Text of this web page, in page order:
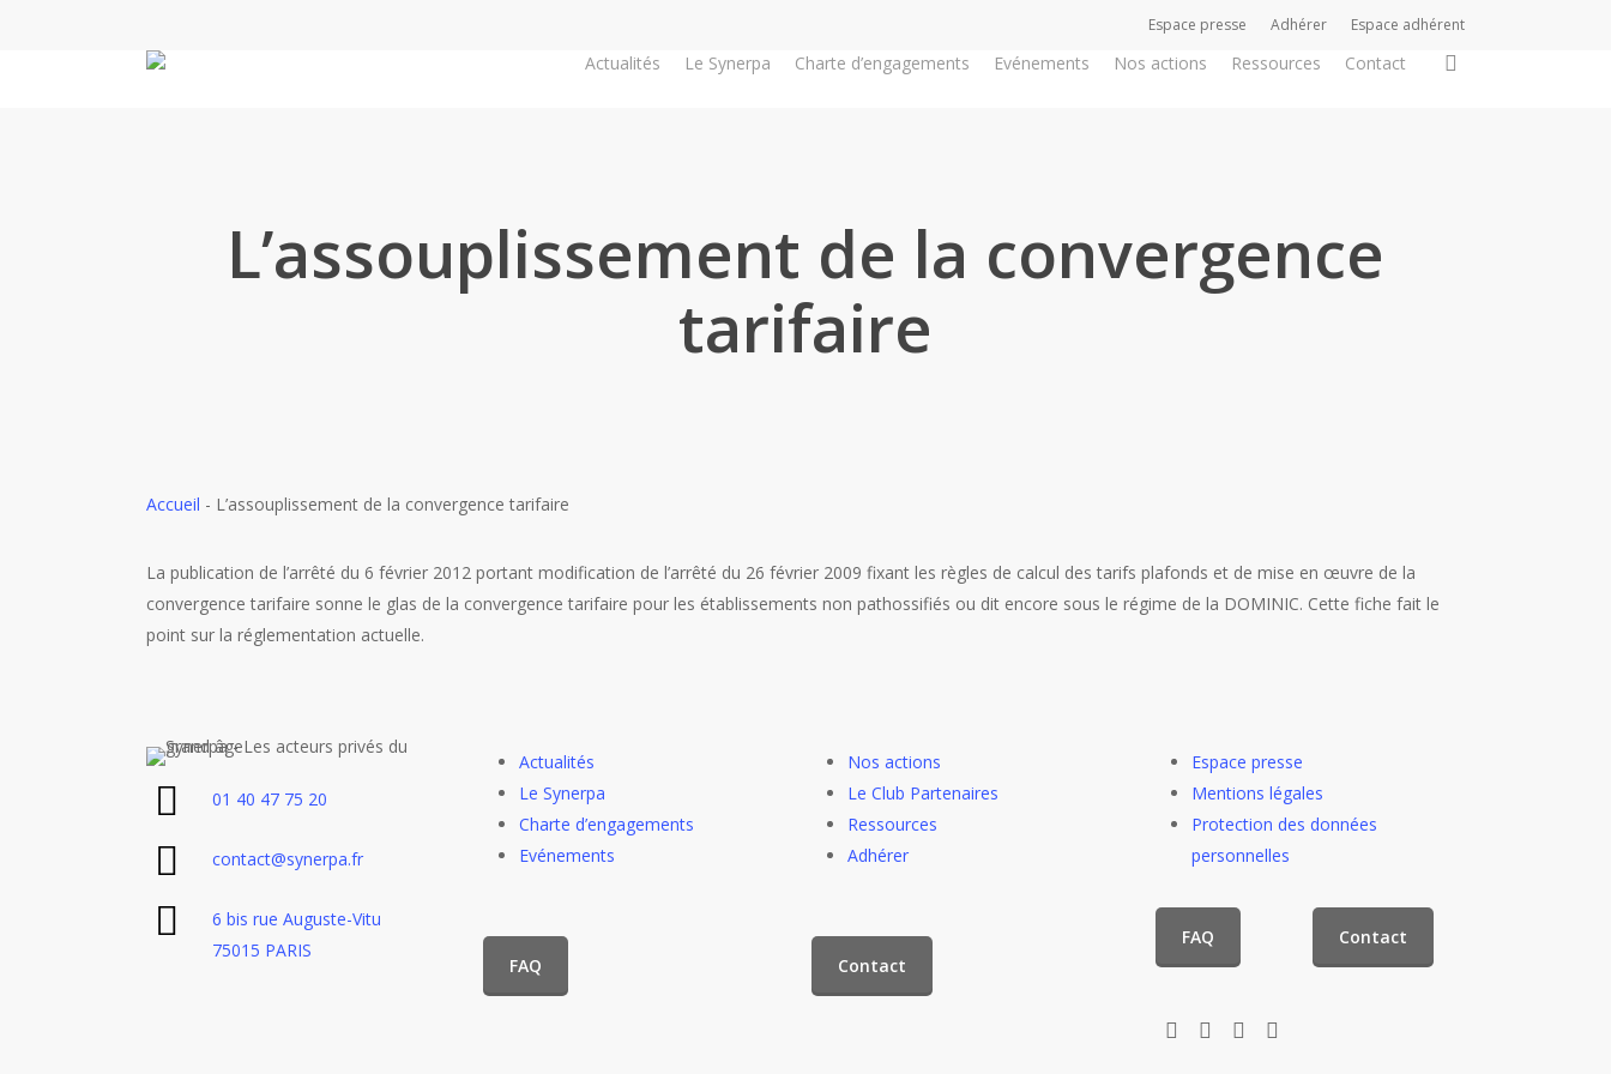
Espace presse Adhérer Espace adhérent
Actualités Le Synerpa Charte d’engagements Evénements Nos actions Ressources Contact
L’assouplissement de la convergence
tarifaire
Accueil - L’assouplissement de la convergence tarifaire
La publication de l’arrêté du 6 février 2012 portant modification de l’arrêté du 26 février 2009 fixant les règles de calcul des tarifs plafonds et de mise en œuvre de la
convergence tarifaire sonne le glas de la convergence tarifaire pour les établissements non pathossifiés ou dit encore sous le régime de la DOMINIC. Cette fiche fait le
point sur la réglementation actuelle.
01 40 47 75 20
contact@synerpa.fr
6 bis rue Auguste-Vitu
75015 PARIS
Actualités
Le Synerpa
Charte d’engagements
Evénements
Nos actions
Le Club Partenaires
Ressources
Adhérer
FAQ Contact
Espace presse
Mentions légales
Protection des données
personnelles
FAQ Contact